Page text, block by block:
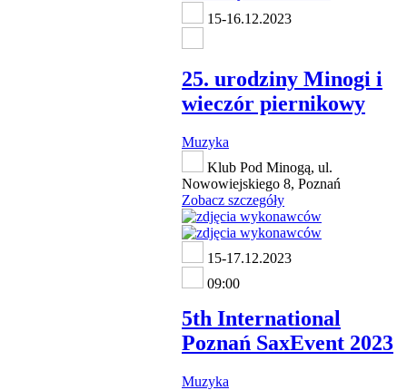
15-16.12.2023
25. urodziny Minogi i
wieczór piernikowy
Muzyka
Klub Pod Minogą, ul.
Nowowiejskiego 8, Poznań
Zobacz szczegóły
15-17.12.2023
09:00
5th International
Poznań SaxEvent 2023
Muzyka